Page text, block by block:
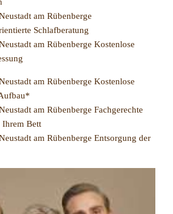
Schlafberatung
Kostenlose
Kostenlose
Fachgerechte
Ihrem Bett
Entsorgung der